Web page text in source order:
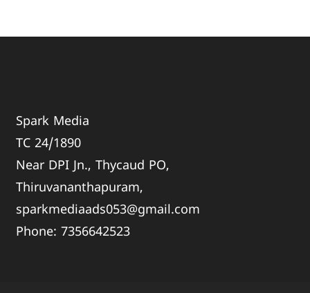
Spark Media
TC 24/1890
Near DPI Jn., Thycaud PO,
Thiruvananthapuram,
sparkmediaads053@gmail.com
Phone:7356642523